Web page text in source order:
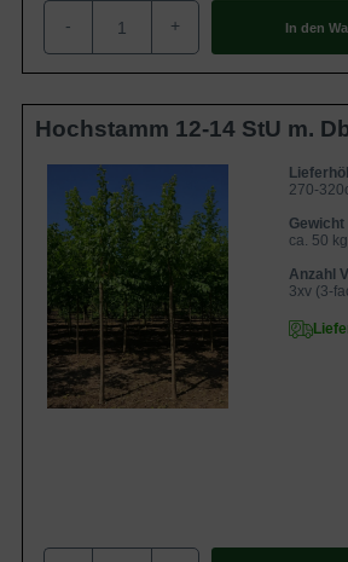
- + In den
Hochstamm 12-14 StU m.
270-
Gewicht
ca. 50 kg
Anzahl
3xv (3-